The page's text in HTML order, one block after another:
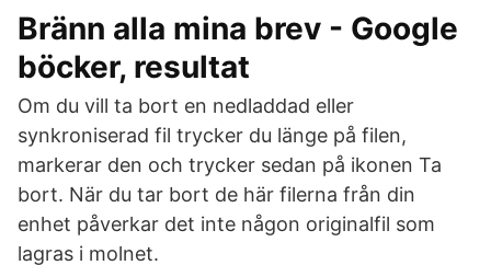
Bränn alla mina brev - Google
böcker, resultat
Om du vill ta bort en nedladdad eller
synkroniserad fil trycker du länge på filen,
markerar den och trycker sedan på ikonen Ta
bort. När du tar bort de här filerna från din
enhet påverkar det inte någon originalfil som
lagras i molnet.